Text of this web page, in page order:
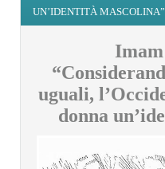
UN’IDENTITÀ MASCOLINA”
uguali,
donna